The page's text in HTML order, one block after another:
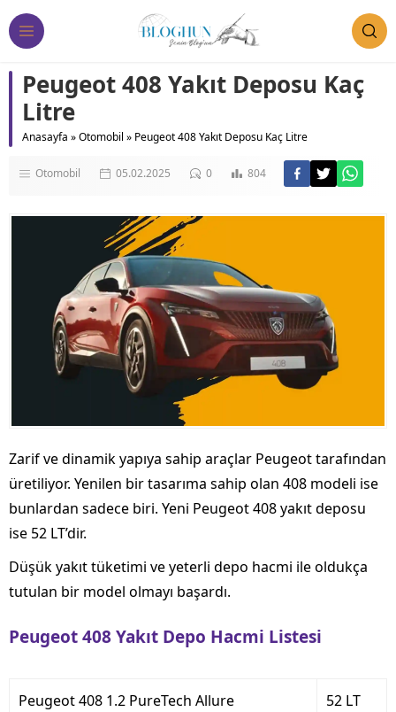
Peugeot 408 Yakıt Deposu Kaç
Litre
Anasayfa »Otomobil » Peugeot 408 Yakıt Deposu Kaç Litre
Otomobil 05.02.2025 0 804
Zarif ve dinamik yapıya sahip araçlar Peugeot tarafından
üretiliyor. Yenilen bir tasarıma sahip olan 408 modeli ise
bunlardan sadece biri. Yeni Peugeot 408 yakıt deposu
ise 52 LT’dir.
Düşük yakıt tüketimi ve yeterli depo hacmi ile oldukça
tutulan bir model olmayı başardı.
Peugeot 408 Yakıt Depo Hacmi Listesi
Peugeot 408 1.2 PureTech Allure 52 LT